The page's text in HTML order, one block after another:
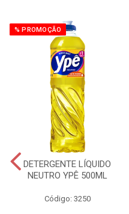
% PROMOÇÃO
DETERGENTE LÍQUIDO
NEUTRO YPÊ 500ML
Código: 3250